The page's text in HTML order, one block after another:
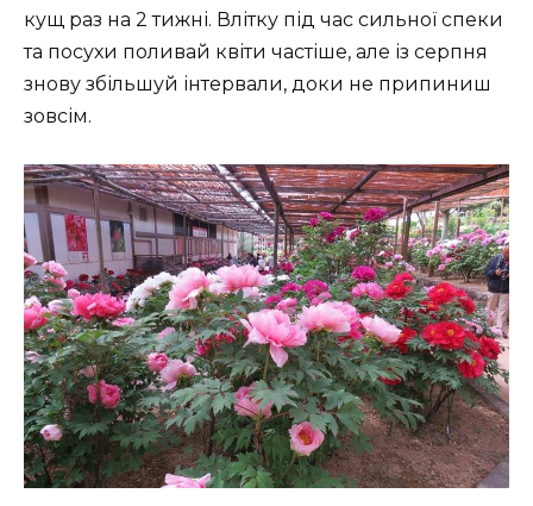
кущ раз на 2 тижні. Влітку під час сильної спеки
та посухи поливай квіти частіше, але із серпня
знову збільшуй інтервали, доки не припиниш
зовсім.